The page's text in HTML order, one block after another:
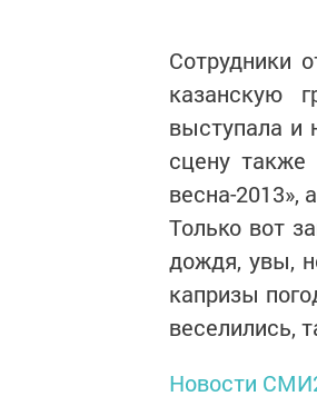
Сотрудники
казанскую
выступала и
сцену также
весна-2013»,
Только вот
дождя, увы,
капризы
веселились,
Новости